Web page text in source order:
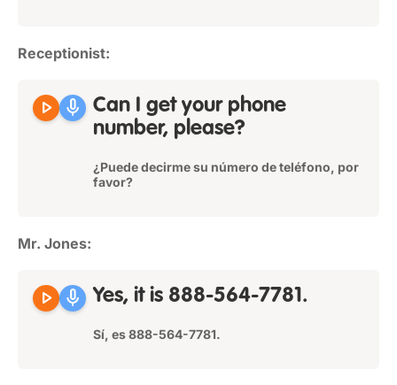
Receptionist:
play_arrow mic Can I get your phone
number, please?
¿Puede decirme su número de teléfono, por
favor?
Mr. Jones:
play_arrow mic Yes, it is 888-564-7781.
Sí, es 888-564-7781.